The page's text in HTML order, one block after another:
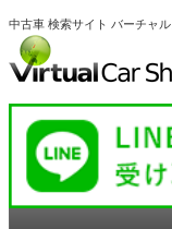
中古車 検索サイト バーチャ